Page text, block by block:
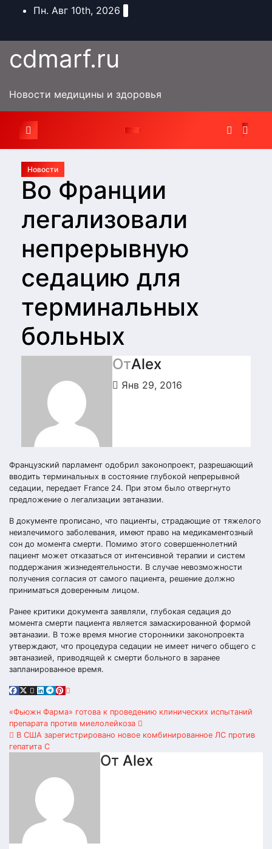
ПерейтиПн. Авг 10th, 2026
cdmarf.ru
Новости медицины и здоровья
Новости
Во Франции
легализовали
непрерывную
седацию для
терминальных
больных
ОтAlex
Янв 29, 2016
Французский парламент одобрил законопроект, разрешающий
вводить терминальных в состояние глубокой непрерывной
седации, передает France 24. При этом было отвергнуто
предложение о легализации эвтаназии.
В документе прописано, что пациенты, страдающие от тяжелого
неизлечимого заболевания, имеют право на медикаментозный
сон до момента смерти. Помимо этого совершеннолетний
пациент может отказаться от интенсивной терапии и систем
поддержания жизнедеятельности. В случае невозможности
получения согласия от самого пациента, решение должно
приниматься доверенным лицом.
Ранее критики документа заявляли, глубокая седация до
момента смерти пациента является замаскированной формой
эвтаназии. В тоже время многие сторонники законопроекта
утверждают, что процедура седации не имеет ничего общего с
эвтаназией, приводящей к смерти больного в заранее
запланированное время.
Навигация
по
«Фьюжн Фарма» готова к проведению клинических испытаний
препарата против миелолейкоза
В США зарегистрировано новое комбинированное ЛС против
гепатита С
От Alex